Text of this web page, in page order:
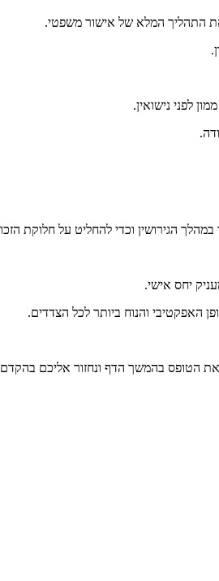
את התהליך המלא של אישור משפטי.
לפני נישואין.
הגירושין וכדי להחליט על חלוקת
יחס אישי.
האפקטיבי והנוח ביותר לכל הצדדים.
הטופס בהמשך הדף ונחזור אליכם